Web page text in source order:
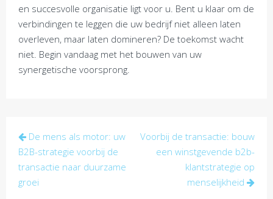
en succesvolle organisatie ligt voor u. Bent u klaar om de
verbindingen te leggen die uw bedrijf niet alleen laten
overleven, maar laten domineren? De toekomst wacht
niet. Begin vandaag met het bouwen van uw
synergetische voorsprong.
Post
navigation
De mens als motor: uw
B2B-strategie voorbij de
transactie naar duurzame
groei
Voorbij de transactie: bouw
een winstgevende b2b-
klantstrategie op
menselijkheid